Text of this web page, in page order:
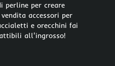
perline per creare
accessori per
e orecchini fai
all'ingrosso!